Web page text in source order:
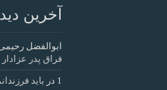
آخرین
ابوالفضل
فراق پدر
1 در باید